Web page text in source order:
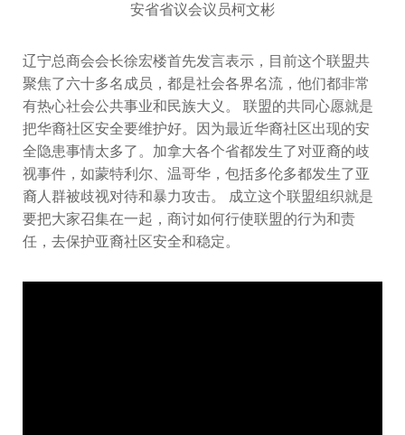
安省省议会议员柯文彬
辽宁总商会会长徐宏楼首先发言表示，目前这个联盟共
聚焦了六十多名成员，都是社会各界名流，他们都非常
有热心社会公共事业和民族大义。 联盟的共同心愿就是
把华裔社区安全要维护好。因为最近华裔社区出现的安
全隐患事情太多了。加拿大各个省都发生了对亚裔的歧
视事件，如蒙特利尔、温哥华，包括多伦多都发生了亚
裔人群被歧视对待和暴力攻击。 成立这个联盟组织就是
要把大家召集在一起，商讨如何行使联盟的行为和责
任，去保护亚裔社区安全和稳定。